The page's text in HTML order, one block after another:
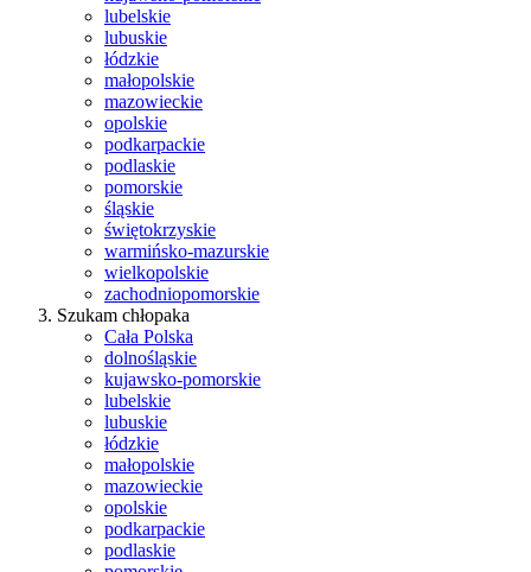
lubelskie
lubuskie
łódzkie
małopolskie
mazowieckie
opolskie
podkarpackie
podlaskie
pomorskie
śląskie
świętokrzyskie
warmińsko-mazurskie
wielkopolskie
zachodniopomorskie
Szukam chłopaka
Cała Polska
dolnośląskie
kujawsko-pomorskie
lubelskie
lubuskie
łódzkie
małopolskie
mazowieckie
opolskie
podkarpackie
podlaskie